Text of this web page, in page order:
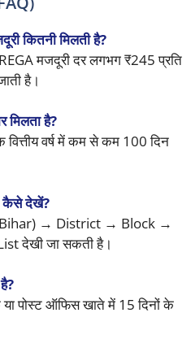
कितनी मिलती है?
मजदूरी दर लगभग ₹245 प्रति
है।
मिलता है?
वित्तीय वर्ष में कम से कम 100 दिन
कैसे देखें?
→ District → Block →
देखी जा सकती है।
पोस्ट ऑफिस खाते में 15 दिनों के